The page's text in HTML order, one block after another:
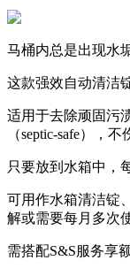
马桶内总是出现水
这款强效自动清洁
适用于去除顽固污
（septic-safe），
只要放到水箱中，
可用作水箱清洁锭
解或需要每月多次
需搭配S&S服务享